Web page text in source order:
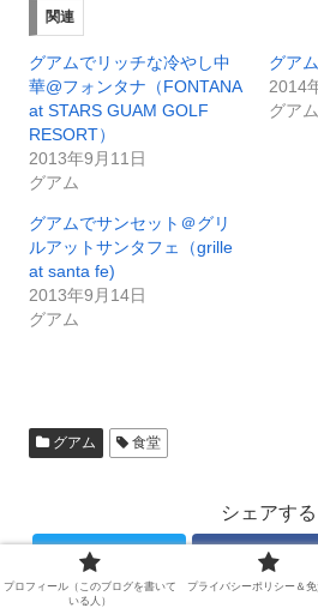
関連
グアムでリッチな冷やし中
華@フォンタナ（FONTANA
at STARS GUAM GOLF
RESORT）
2013年9月11日
グアム
グア
2014
グアム
グアムでサンセット＠グリ
ルアットサンタフェ（grille
at santa fe)
2013年9月14日
グアム
グアム 食堂
シェアする
Twitter Facebook
プロフィール（このブログを書いて
いる人）
プライバシーポリシー＆